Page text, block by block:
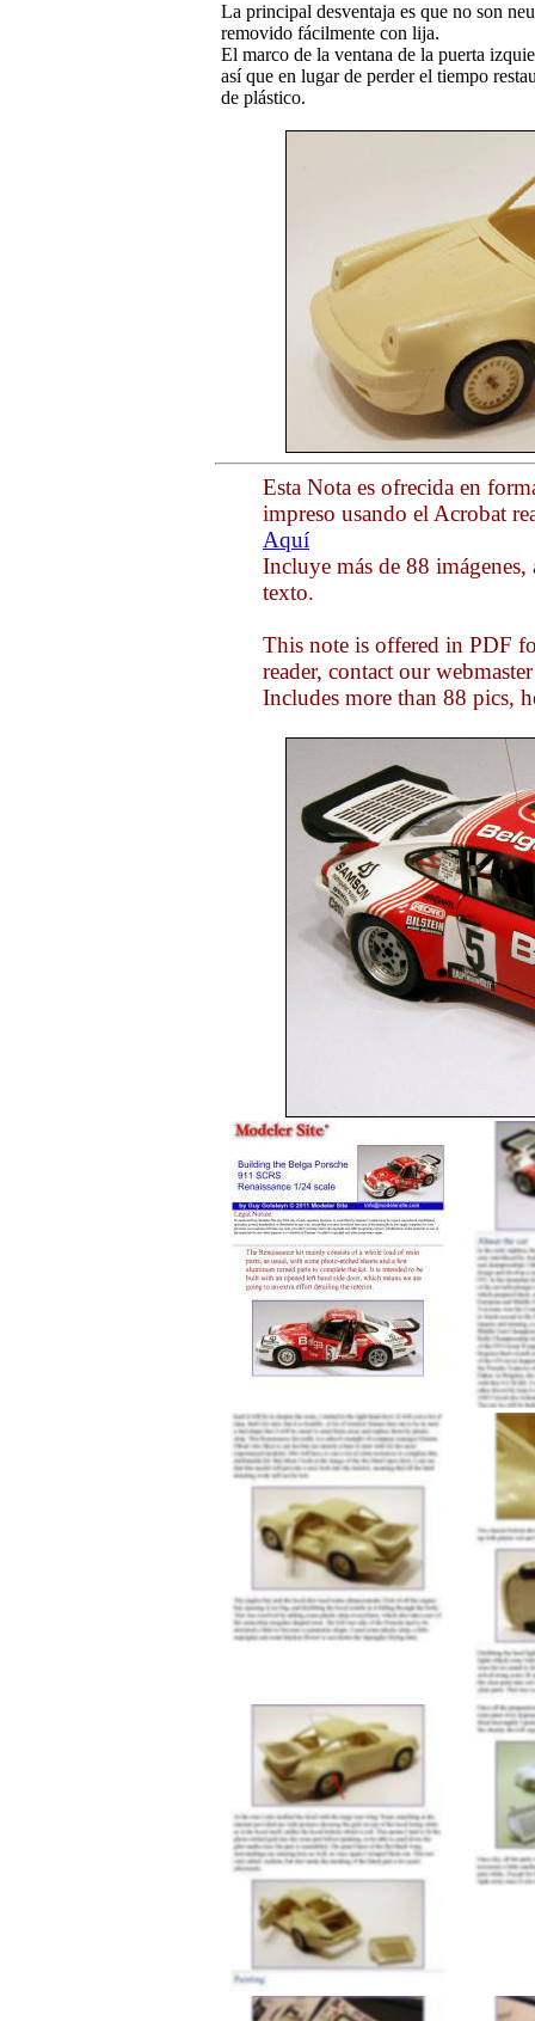
La principal desventaja es que no son
removido fácilmente con lija.
El marco de la ventana de la puerta
así que en lugar de perder el tiempo
de plástico.
Esta Nota es ofrecida en
impreso usando el Acrobat
Aquí
Incluye más de 88
texto.
This note is offered in PDF
reader, contact our
Includes more than 88 pics,